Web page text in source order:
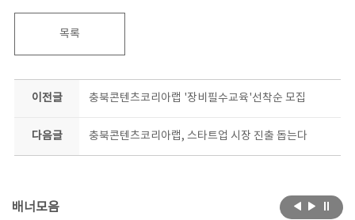
목록
이전글 충북콘텐츠코리아랩 '장비필수교육'선착순 모집
다음글 충북콘텐츠코리아랩, 스타트업 시장 진출 돕는다
배너모음